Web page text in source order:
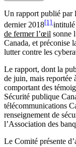
Un rapport publié par
dernier 2018[1] intitulé
de fermer l’œil sonne
Canada, et préconise
lutter contre les
Le rapport, dont la
de juin, mais reportée
comportant des
Sécurité publique
télécommunications
renseignement de
l’Association des
Le Comité présente